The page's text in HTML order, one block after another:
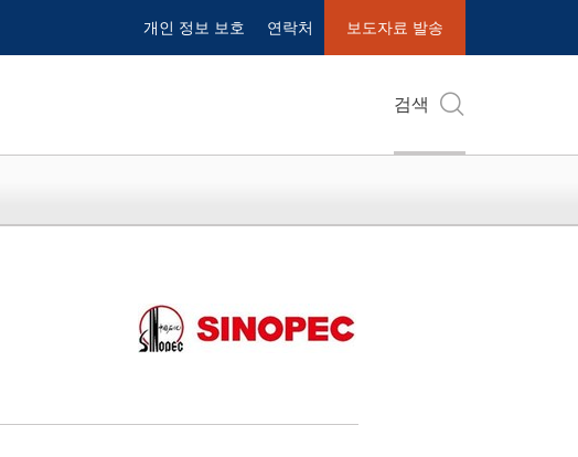
개인 정보 보호 연락처 보도자료 발송
검색